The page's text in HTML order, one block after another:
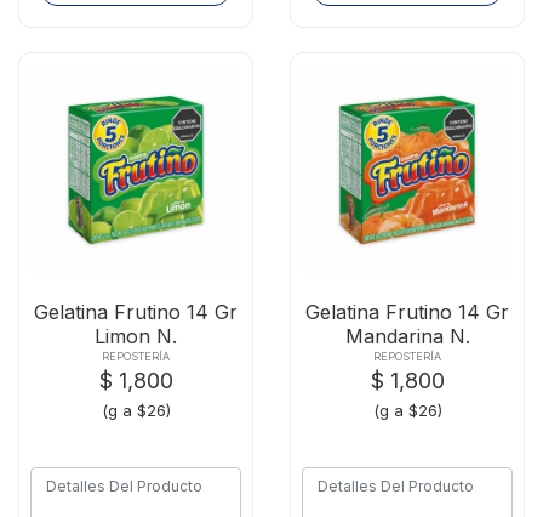
Gelatina Frutino 14 Gr
Limon N.
REPOSTERÍA
$ 1,800
(g a $26)
Gelatina Frutino 14 Gr
Mandarina N.
REPOSTERÍA
$ 1,800
(g a $26)